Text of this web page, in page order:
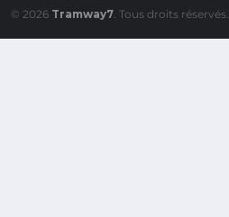
© 2026 Tramway7. Tous droits réservés.